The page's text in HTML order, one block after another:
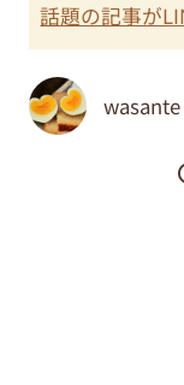
話題の記事が
wasante